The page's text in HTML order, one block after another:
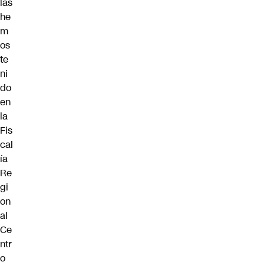
he
m
os
te
ni
do
en
la
Fis
cal
ía
Re
gi
on
al
Ce
ntr
o